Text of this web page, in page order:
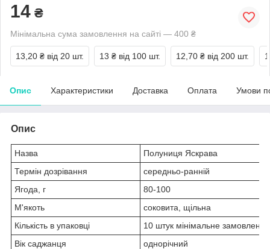
14 ₴
Мінімальна сума замовлення на сайті — 400 ₴
13,20 ₴ від 20 шт. 13 ₴ від 100 шт. 12,70 ₴ від 200 шт.
Опис Характеристики Доставка Оплата Умови
Опис
Назва
Полуниця Яскрава
Термін дозрівання
середньо-ранній
Ягода, г
80-100
М'якоть
соковита, щільна
Кількість в упаковці
10 штук мінімальне замовлення
Вік саджанця
однорічний